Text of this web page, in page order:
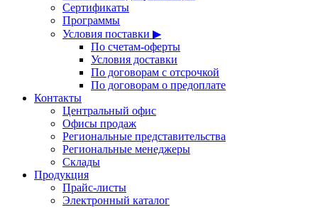
Сертификаты
Программы
Условия поставки ▶
По счетам-оферты
Условия доставки
По договорам с отсрочкой
По договорам о предоплате
Контакты
Центральный офис
Офисы продаж
Региональные представительства
Региональные менеджеры
Склады
Продукция
Прайс-листы
Электронный каталог